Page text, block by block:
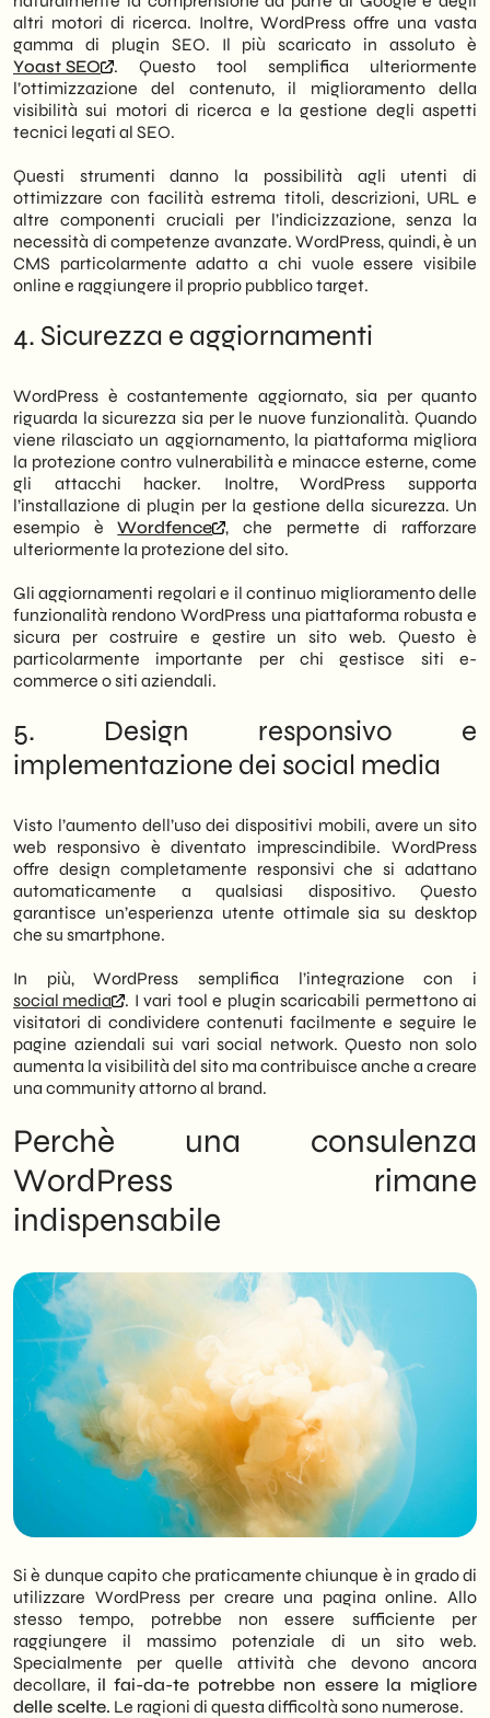
altri motori di ricerca. Inoltre, WordPress offre una vasta
gamma di plugin SEO. Il più scaricato in assoluto è
Yoast SEO
. Questo tool semplifica ulteriormente
l’ottimizzazione del contenuto, il miglioramento della
visibilità sui motori di ricerca e la gestione degli aspetti
tecnici legati al SEO.
Questi strumenti danno la possibilità agli utenti di
ottimizzare con facilità estrema titoli, descrizioni, URL e
altre componenti cruciali per l’indicizzazione, senza la
necessità di competenze avanzate. WordPress, quindi, è un
CMS particolarmente adatto a chi vuole essere visibile
online e raggiungere il proprio pubblico target.
4. Sicurezza e aggiornamenti
WordPress è costantemente aggiornato, sia per quanto
riguarda la sicurezza sia per le nuove funzionalità. Quando
viene rilasciato un aggiornamento, la piattaforma migliora
la protezione contro vulnerabilità e minacce esterne, come
gli attacchi hacker. Inoltre, WordPress supporta
l’installazione di plugin per la gestione della sicurezza. Un
esempio èWordfence
, che permette di rafforzare
ulteriormente la protezione del sito.
Gli aggiornamenti regolari e il continuo miglioramento delle
funzionalità rendono WordPress una piattaforma robusta e
sicura per costruire e gestire un sito web. Questo è
particolarmente importante per chi gestisce siti e-
commerce o siti aziendali.
5. Design responsivo e
implementazione dei social media
Visto l’aumento dell’uso dei dispositivi mobili, avere un sito
web responsivo è diventato imprescindibile. WordPress
offre design completamente responsivi che si adattano
automaticamente a qualsiasi dispositivo. Questo
garantisce un’esperienza utente ottimale sia su desktop
che su smartphone.
In più, WordPress semplifica l’integrazione con i
social media
. I vari tool e plugin scaricabili permettono ai
visitatori di condividere contenuti facilmente e seguire le
pagine aziendali sui vari social network. Questo non solo
aumenta la visibilità del sito ma contribuisce anche a creare
una community attorno al brand.
Perchè una consulenza
WordPress rimane
indispensabile
Si è dunque capito che praticamente chiunque è in grado di
utilizzare WordPress per creare una pagina online. Allo
stesso tempo, potrebbe non essere sufficiente per
raggiungere il massimo potenziale di un sito web.
Specialmente per quelle attività che devono ancora
decollare, il fai-da-te potrebbe non essere la migliore
delle scelte. Le ragioni di questa difficoltà sono numerose.